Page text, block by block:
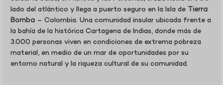
lado del atlántico y llega a puerto seguro en la Isla de Tierra
Bomba – Colombia. Una comunidad insular ubicada frente a
la bahía de la histórica Cartagena de Indias, donde más de
3.000 personas viven en condiciones de extrema pobreza
material, en medio de un mar de oportunidades por su
entorno natural y la riqueza cultural de su comunidad.